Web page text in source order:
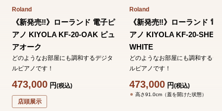
Roland
《新発売‼️》ローランド 電子ピ
アノ KIYOLA KF-20-OAK ピュ
アオーク
どのようなお部屋にも調和するデジタ
ルピアノです！
473,000円(税込)
店頭展示
Roland
《新発売‼️》ローランド 電
アノ KIYOLA KF-20-
WHITE
どのようなお部屋にも調和するデ
ルピアノです！
473,000円(税込)
高さ91.0cm（蓋を開けた状態）